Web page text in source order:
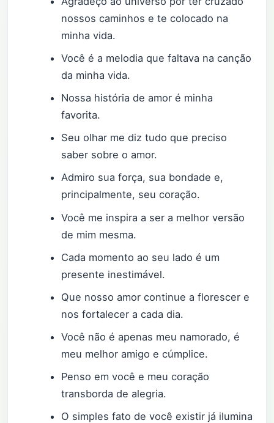
nossos caminhos e te colocado na
minha vida.
Você é a melodia que faltava na canção
da minha vida.
Nossa história de amor é minha
favorita.
Seu olhar me diz tudo que preciso
saber sobre o amor.
Admiro sua força, sua bondade e,
principalmente, seu coração.
Você me inspira a ser a melhor versão
de mim mesma.
Cada momento ao seu lado é um
presente inestimável.
Que nosso amor continue a florescer e
nos fortalecer a cada dia.
Você não é apenas meu namorado, é
meu melhor amigo e cúmplice.
Penso em você e meu coração
transborda de alegria.
O simples fato de você existir já ilumina